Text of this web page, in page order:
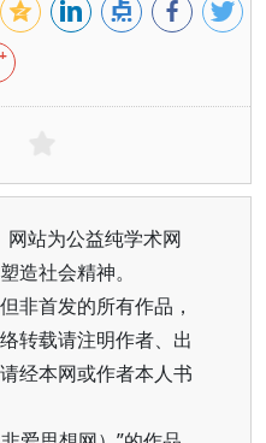
站为公益纯学术网
造社会精神。
非首发的所有作品，
转载请注明作者、出
经本网或作者本人书